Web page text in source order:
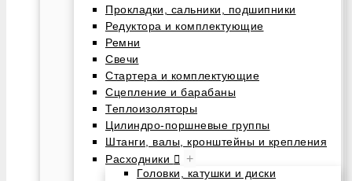
Прокладки, сальники, подшипники
Редуктора и комплектующие
Ремни
Свечи
Стартера и комплектующие
Сцепление и барабаны
Теплоизоляторы
Цилиндро-поршневые группы
Штанги, валы, кронштейны и крепления
Расходники
+
Головки, катушки и диски